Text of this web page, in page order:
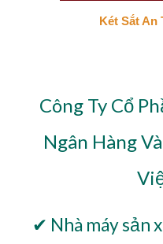
Két Sắt An
Công Ty Cổ
Ngân Hàng
✔ Nhà máy sản